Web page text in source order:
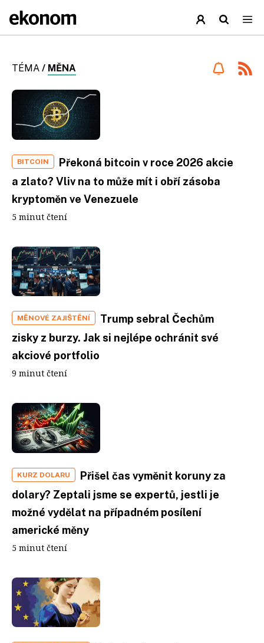
TÉMA / MĚNA
BITCOIN
Překoná bitcoin v roce 2026 akcie
a zlato? Vliv na to může mít i obří zásoba
kryptoměn ve Venezuele
5 minut čtení
MĚNOVÉ ZAJIŠTĚNÍ
Trump sebral Čechům
zisky z burzy. Jak si nejlépe ochránit své
akciové portfolio
9 minut čtení
KURZ DOLARU
Přišel čas vyměnit koruny za
dolary? Zeptali jsme se expertů, jestli je
možné vydělat na případném posílení
americké měny
5 minut čtení